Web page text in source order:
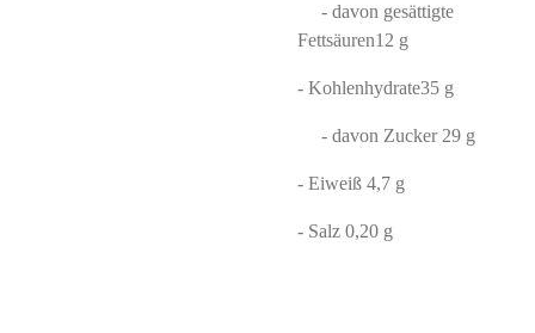
- davon gesättigte
Fettsäuren12 g
- Kohlenhydrate35 g
- davon Zucker 29 g
- Eiweiß 4,7 g
- Salz 0,20 g